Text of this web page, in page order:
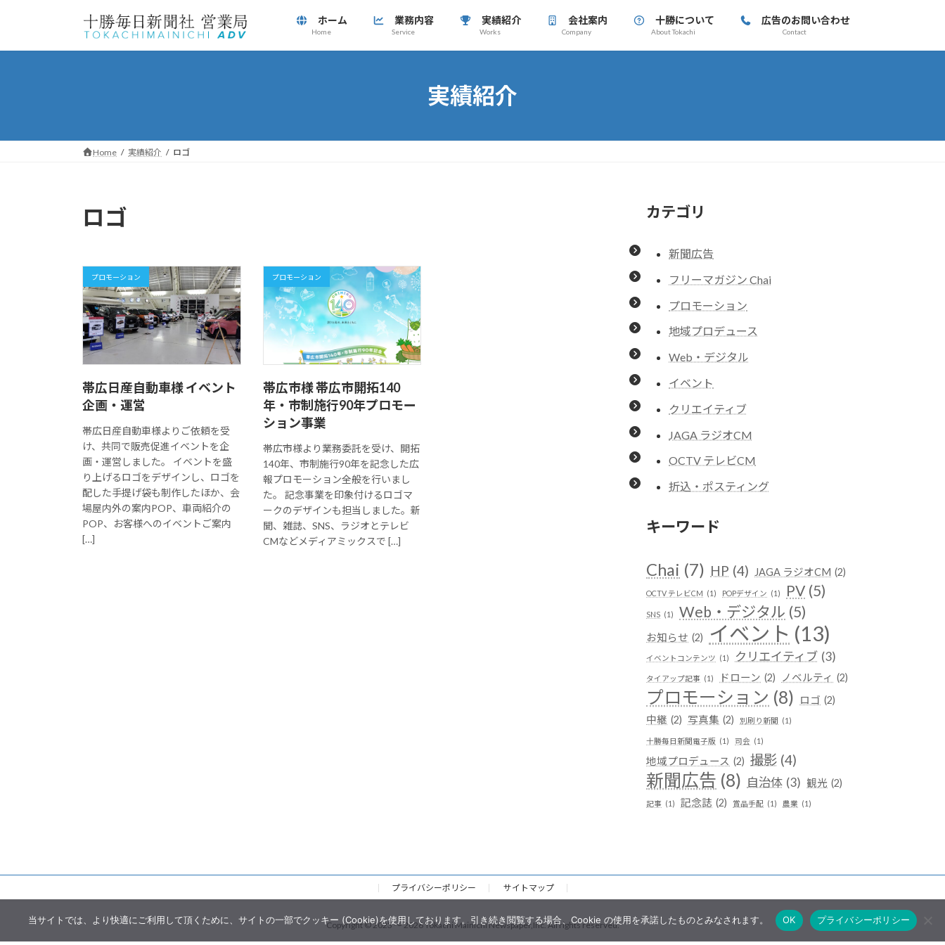
ッ
移
ホーム
Home
業務内容
Service
実績紹介
Works
会社案内
Company
十勝について
About Tokachi
広告のお問い合わせ
Contact
実績紹介
Home 実績紹介 ロゴ
ロゴ
プロモーション
帯広日産自動車様 イベント
企画・運営
帯広日産自動車様よりご依頼を受
け、共同で販売促進イベントを企
画・運営しました。 イベントを盛
り上げるロゴをデザインし、ロゴを
配した手提げ袋も制作したほか、会
場屋内外の案内POP、車両紹介の
POP、お客様へのイベントご案内
[…]
プロモーション
帯広市様 帯広市開拓140
年・市制施行90年プロモー
ション事業
帯広市様より業務委託を受け、開拓
140年、市制施行90年を記念した広
報プロモーション全般を行いまし
た。 記念事業を印象付けるロゴマ
ークのデザインも担当しました。新
聞、雑誌、SNS、ラジオとテレビ
CMなどメディアミックスで […]
カテゴリ
新聞広告
フリーマガジン Chai
プロモーション
地域プロデュース
Web・デジタル
イベント
クリエイティブ
JAGA ラジオCM
OCTV テレビCM
折込・ポスティング
キーワード
Chai (7) HP (4) JAGA ラジオCM (2)
OCTV テレビCM (1) POPデザイン (1) PV (5)
SNS (1) Web・デジタル (5)
お知らせ (2) イベント (13)
イベントコンテンツ (1) クリエイティブ (3)
タイアップ記事 (1) ドローン (2) ノベルティ (2)
プロモーション (8) ロゴ (2)
中継 (2) 写真集 (2) 別刷り新聞 (1)
十勝毎日新聞電子版 (1) 司会 (1)
地域プロデュース (2) 撮影 (4)
新聞広告 (8) 自治体 (3) 観光 (2)
記事 (1) 記念誌 (2) 賞品手配 (1) 農業 (1)
プライバシーポリシー サイトマップ
Copyright © 2023 ～ 2026 Tokachi Mainichi Newspaper,Inc. All rights reserved.
当サイトでは、より快適にご利用して頂くために、サイトの一部でクッキー (Cookie)を使用しております。引き続き閲覧する場合、Cookie の使用を承諾したものとみなされます。 OK プライバシーポリシー